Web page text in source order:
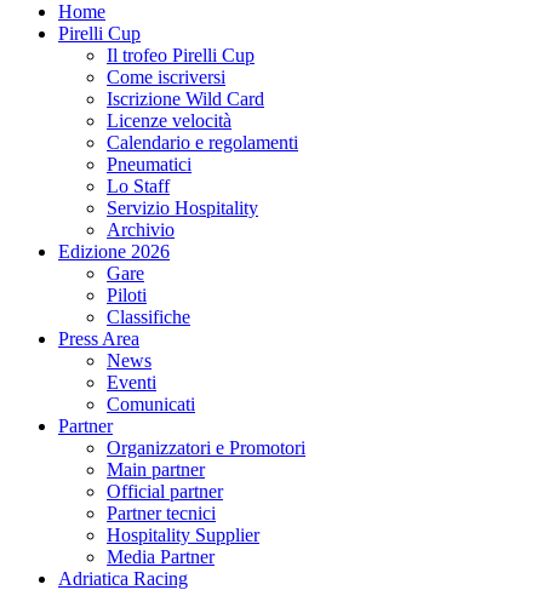
Home
Pirelli Cup
Il trofeo Pirelli Cup
Come iscriversi
Iscrizione Wild Card
Licenze velocità
Calendario e regolamenti
Pneumatici
Lo Staff
Servizio Hospitality
Archivio
Edizione 2026
Gare
Piloti
Classifiche
Press Area
News
Eventi
Comunicati
Partner
Organizzatori e Promotori
Main partner
Official partner
Partner tecnici
Hospitality Supplier
Media Partner
Adriatica Racing